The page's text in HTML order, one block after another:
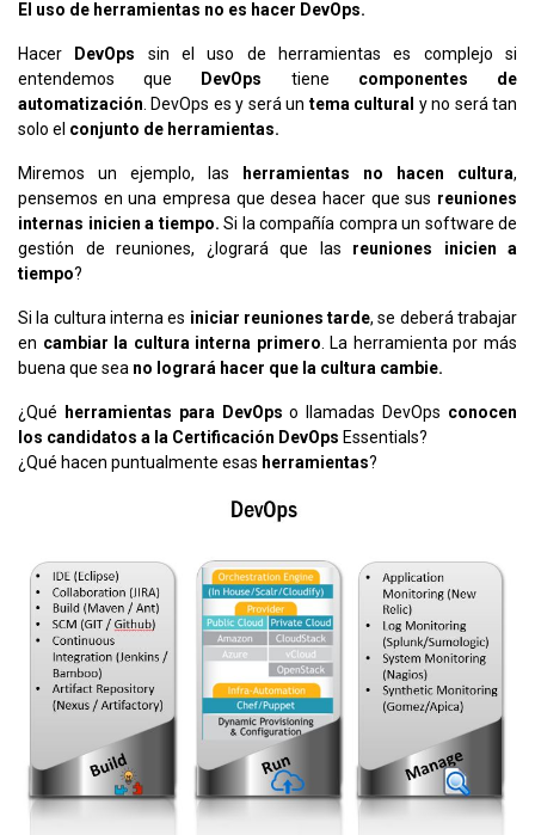
El uso de herramientas no es hacer DevOps.
Hacer DevOps sin el uso de herramientas es complejo si
entendemos que DevOps tiene componentes de
automatización . DevOps es y será un tema cultural y no será tan
solo el conjunto de herramientas.
Miremos un ejemplo, las herramientas no hacen cultura,
pensemos en una empresa que desea hacer que sus reuniones
internas inicien a tiempo. Si la compañía compra un software de
gestión de reuniones, ¿logrará que las reuniones inicien a
tiempo?
Si la cultura interna es iniciar reuniones tarde, se deberá trabajar
en cambiar la cultura interna primero . La herramienta por más
buena que sea no logrará hacer que la cultura cambie.
¿Qué herramientas para DevOps o llamadas DevOps conocen
los candidatos a la Certificación DevOps Essentials?
¿Qué hacen puntualmente esas herramientas?